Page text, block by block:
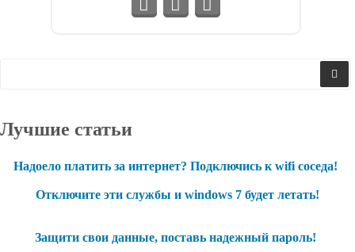
Лучшие статьи
Надоело платить за интернет? Подключись к wifi соседа!
Отключите эти службы и windows 7 будет летать!
Защити свои данные, поставь надежный пароль!